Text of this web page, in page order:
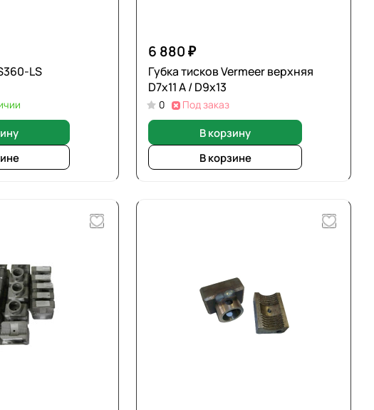
LS
6 880 ₽
Губка тисков Vermeer верхняя
D7х11 A / D9х13
0 Под заказ
В корзину
В корзине